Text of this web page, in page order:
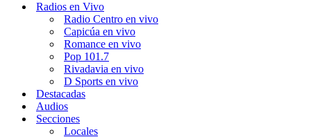
navegaciónRadios en Vivo
Radio Centro en vivo
Capicúa en vivo
Romance en vivo
Pop 101.7
Rivadavia en vivo
D Sports en vivo
Destacadas
Audios
Secciones
Locales